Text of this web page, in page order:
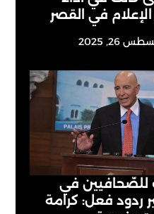
في القصر
26, 2025
للصّحافيين في
ردود فعل: كرامة